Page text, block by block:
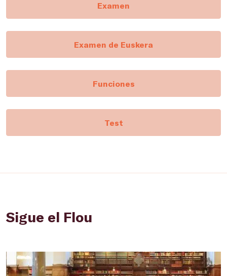
Examen
Examen de Euskera
Funciones
Test
Sigue el Flou